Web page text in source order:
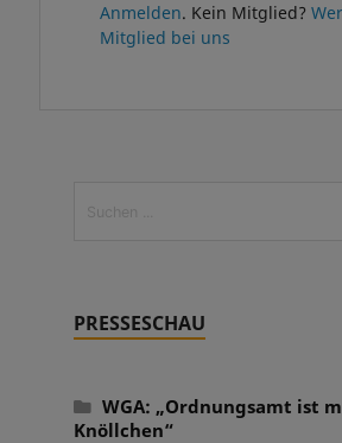
Anmelden. Kein Mitglied?
Mitglied bei uns
PRESSESCHAU
WGA: „Ordnungsamt ist
Knöllchen“